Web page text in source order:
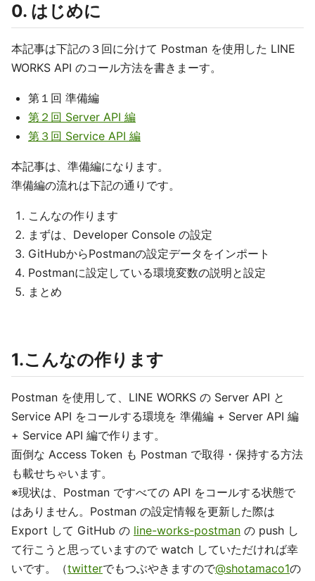
0. はじめに
本記事は下記の３回に分けて Postman を使用した LINE
WORKS API のコール方法を書きまーす。
第１回 準備編
第２回 Server API 編
第３回 Service API 編
本記事は、準備編になります。
準備編の流れは下記の通りです。
こんなの作ります
まずは、Developer Console の設定
GitHubからPostmanの設定データをインポート
Postmanに設定している環境変数の説明と設定
まとめ
1.こんなの作ります
Postman を使用して、LINE WORKS の Server API と
Service API をコールする環境を 準備編 + Server API 編
+ Service API 編で作ります。
面倒な Access Token も Postman で取得・保持する方法
も載せちゃいます。
※現状は、Postman ですべての API をコールする状態で
はありません。Postman の設定情報を更新した際は
Export して GitHub の line-works-postman の push し
て行こうと思っていますので watch していただければ幸
いです。（twitterでもつぶやきますので@shotamaco1の